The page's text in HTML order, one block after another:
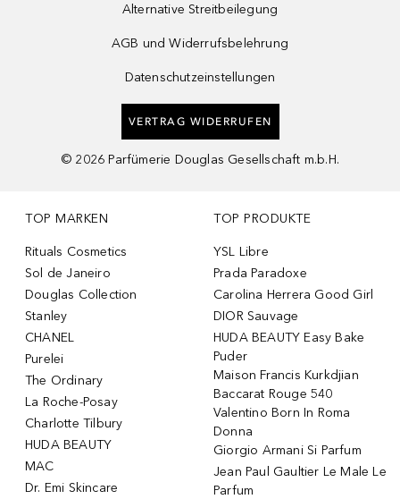
Alternative Streitbeilegung
AGB und Widerrufsbelehrung
Datenschutzeinstellungen
VERTRAG WIDERRUFEN
© 2026 Parfümerie Douglas Gesellschaft m.b.H.
TOP MARKEN
Rituals Cosmetics
Sol de Janeiro
Douglas Collection
Stanley
CHANEL
Purelei
The Ordinary
La Roche-Posay
Charlotte Tilbury
HUDA BEAUTY
MAC
Dr. Emi Skincare
TOP PRODUKTE
YSL Libre
Prada Paradoxe
Carolina Herrera Good Girl
DIOR Sauvage
HUDA BEAUTY Easy Bake
Puder
Maison Francis Kurkdjian
Baccarat Rouge 540
Valentino Born In Roma
Donna
Giorgio Armani Si Parfum
Jean Paul Gaultier Le Male Le
Parfum